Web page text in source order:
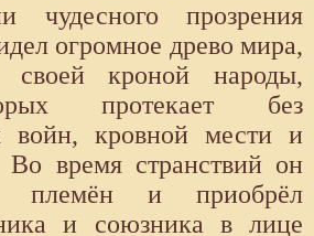
чудесного прозрения
огромное древо мира,
своей кроной народы,
протекает без
войн, кровной мести и
Во время странствий он
племён и приобрёл
и союзника в лице